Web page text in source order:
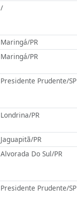
/
Maringá/PR
Maringá/PR
Presidente Prudente/SP
Londrina/PR
Jaguapitã/PR
Alvorada Do Sul/PR
Presidente Prudente/SP